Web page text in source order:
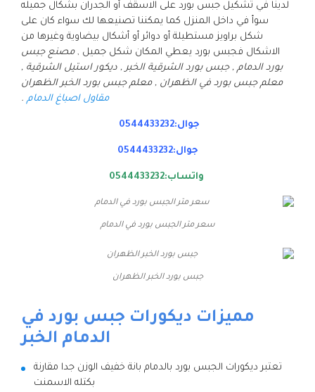
لدينا في تشكيل جبس بورد على الاسقف أو الجدران بشكال جميله
سوأ في داخل المنزل كما يمكننا تصنيعها لك سواء كان على
شكل براويز مستطيلة أو دوائر أو أشكال بيضاوية وغيرها من
الاشكال فجبس بورد يعطي المكان شكل جميل ,مصنع جبس
بورد الدمام , جبس بورد الشرقية الخبر , ديكور استيل الشرقية ,
معلم جبس بورد في الظهران , معلم جبس بورد الخبر الظهران
مقاول اصباغ الدمام .
جوال:0544433232
جوال:0544433232
واتساب:0544433232
سعر متر الجبس بورد في الدمام
جبس بورد الخبر الظهران
مميزات ديكورات جبس بورد في
الدمام الخبر
تعتبر ديكورات الجبس بورد بالدمام بانة خفيف الوزن جدا مقارنة
بكتله الاسمنت